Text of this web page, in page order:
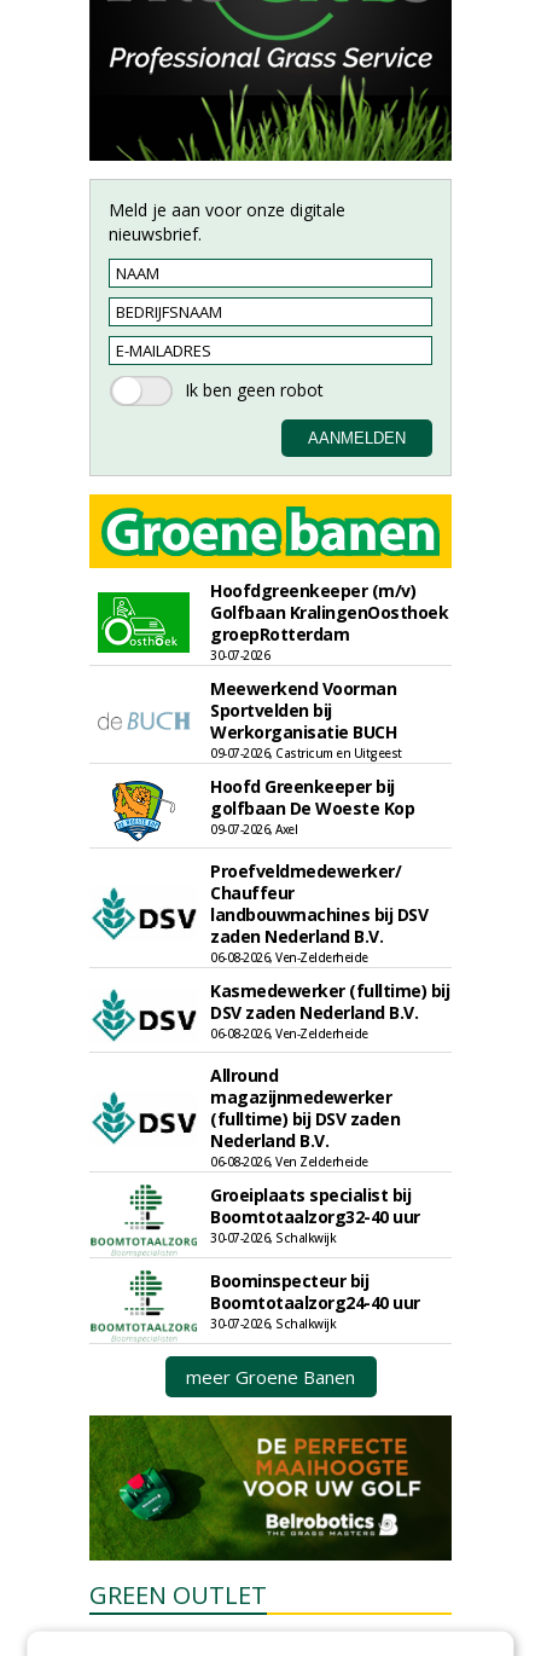
Meld je aan voor onze digitale
nieuwsbrief.
Hoofdgreenkeeper (m/v)
Golfbaan KralingenOosthoek
groepRotterdam
30-07-2026
Meewerkend Voorman
Sportvelden bij
Werkorganisatie BUCH
09-07-2026, Castricum en Uitgeest
Hoofd Greenkeeper bij
golfbaan De Woeste Kop
09-07-2026, Axel
Proefveldmedewerker/
Chauffeur
landbouwmachines bij DSV
zaden Nederland B.V.
06-08-2026, Ven-Zelderheide
Kasmedewerker (fulltime) bij
DSV zaden Nederland B.V.
06-08-2026, Ven-Zelderheide
Allround
magazijnmedewerker
(fulltime) bij DSV zaden
Nederland B.V.
06-08-2026, Ven Zelderheide
Groeiplaats specialist bij
Boomtotaalzorg32-40 uur
30-07-2026, Schalkwijk
Boominspecteur bij
Boomtotaalzorg24-40 uur
30-07-2026, Schalkwijk
meer Groene Banen
GREEN OUTLET